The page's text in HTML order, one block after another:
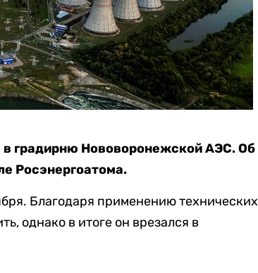
градирню Нововоронежской АЭС. Об
Росэнергоатома.
Благодаря применению технических
однако в итоге он врезался в